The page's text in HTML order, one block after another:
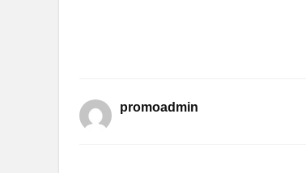
promoadmin